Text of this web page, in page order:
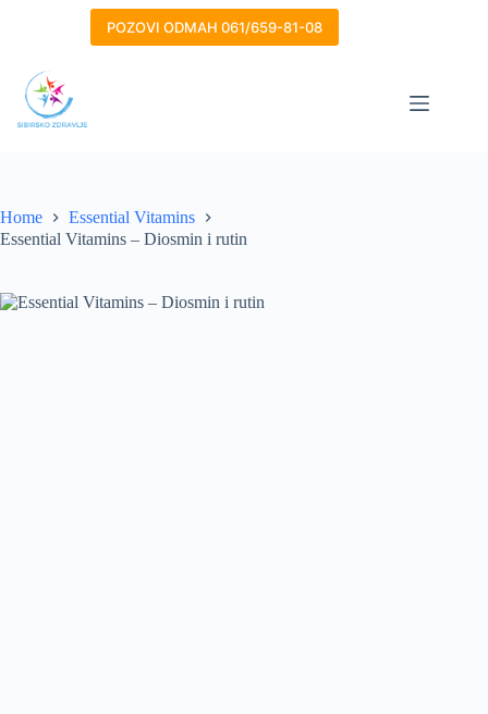
POZOVI ODMAH 061/659-81-08
Home
Essential Vitamins
Essential Vitamins – Diosmin i rutin